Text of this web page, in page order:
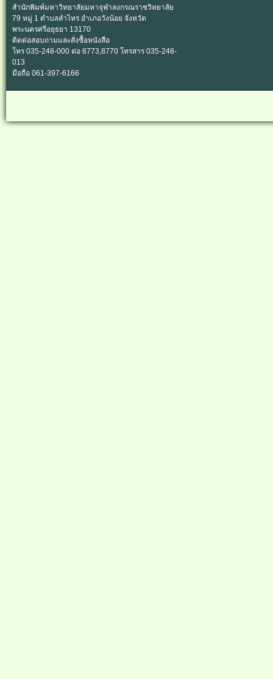
สำนักพิมพ์มหาวิทยาลัยมหาจุฬาลงกรณราชวิทยาลัย
79 หมู่ 1 ตำบลลำไทร อำเภอวังน้อย จังหวัด
พระนครศรีอยุธยา 13170
ติดต่อสอบถามและสั่งซื้อหนังสือ
โทร 035-248-000 ต่อ 8773,8770 โทรสาร 035-248-
013
มือถือ 061-397-6166